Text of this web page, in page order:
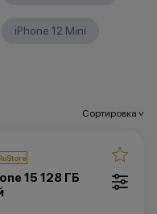
iPhone 12 Mini
Сортировка>
15 128 ГБ